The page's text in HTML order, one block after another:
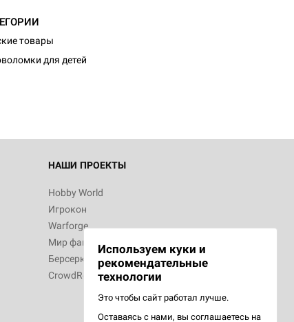
товары
для детей
НАШИ ПРОЕКТЫ
Hobby World
Игрокон
Warforge
Мир фантастики
Берсерк
CrowdRepublic
Используем куки и
рекомендательные
технологии
Это чтобы сайт работал лучше.
Оставаясь с нами, вы соглашаетесь на